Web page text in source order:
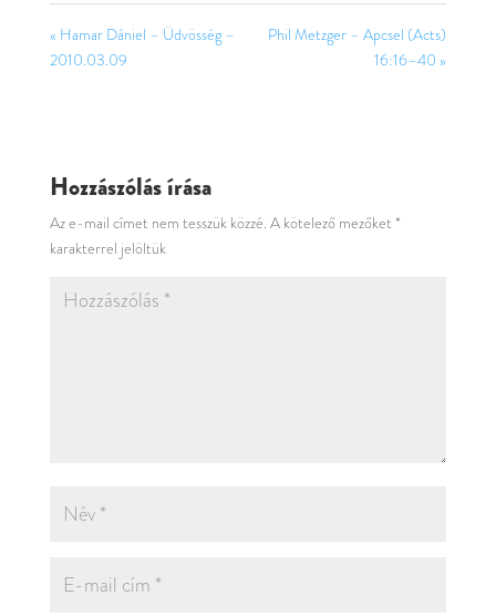
« Hamar Dániel – Üdvösség –
2010.03.09
Phil Metzger – Apcsel (Acts)
16:16–40 »
Hozzászólás írása
Az e-mail címet nem tesszük közzé. A kötelező mezőket *
karakterrel jelöltük